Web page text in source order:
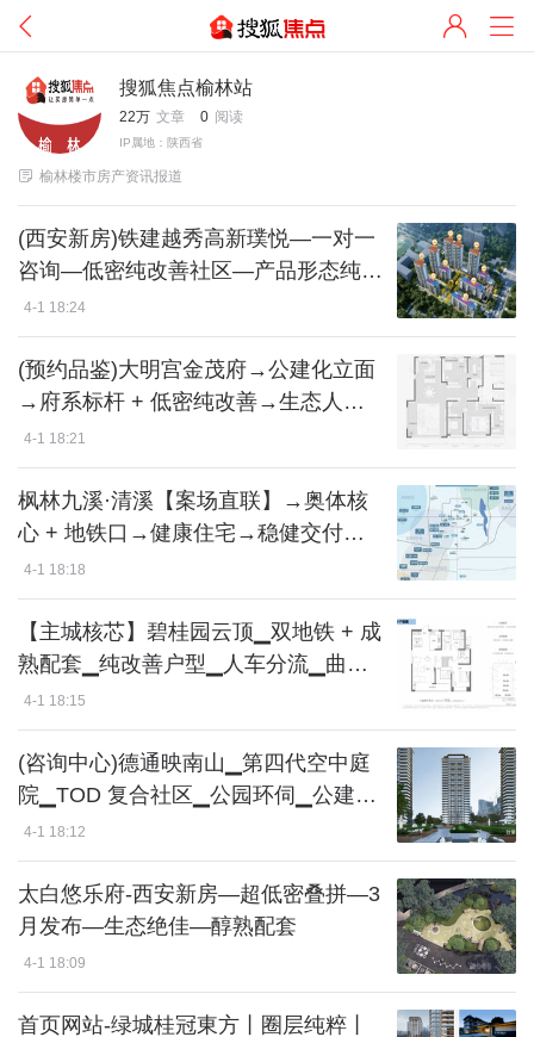
搜狐焦点榆林站
22万 文章 0 阅读
IP属地：陕西省
 榆林楼市房产资讯报道
(西安新房)铁建越秀高新璞悦—一对一
咨询—低密纯改善社区—产品形态纯粹
—预约看房
4-1 18:24
(预约品鉴)大明宫金茂府→公建化立面
→府系标杆 + 低密纯改善→生态人居
→专车接送
4-1 18:21
枫林九溪·清溪【案场直联】→奥体核
心 + 地铁口→健康住宅→稳健交付→
现场咨询
4-1 18:18
【主城核芯】碧桂园云顶▁双地铁 + 成
熟配套▁纯改善户型▁人车分流▁曲江
+ 航天双板块核心
4-1 18:15
(咨询中心)德通映南山▁第四代空中庭
院▁TOD 复合社区▁公园环伺▁公建化
豪宅立面
4-1 18:12
太白悠乐府-西安新房—超低密叠拼—3
月发布—生态绝佳—醇熟配套
4-1 18:09
首页网站-绿城桂冠東方丨圈层纯粹丨